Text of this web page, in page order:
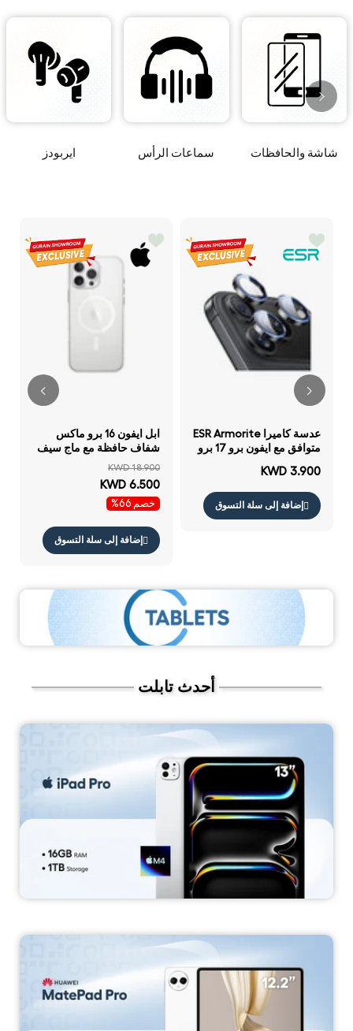
ايربودز سماعات الرأس شاشة والحافظات
عدسة كاميرا ESR Armorite
متوافق مع ايفون برو 17 برو
14 برو ماكس أسود
KWD 3.900
إضافة إلى سلة التسوق
ابل ايفون 16 برو ماكس
شفاف حافظة مع ماج سيف
KWD 18.900
KWD 6.500
خصم 66%
إضافة إلى سلة التسوق
أحدث تابلت